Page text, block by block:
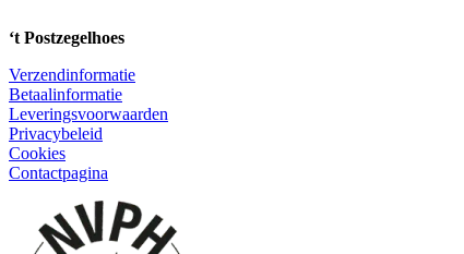
‘t Postzegelhoes
Verzendinformatie
Betaalinformatie
Leveringsvoorwaarden
Privacybeleid
Cookies
Contactpagina